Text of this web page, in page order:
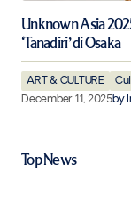
Unknown Asia
‘Tanadiri’ di Osaka
ART & CULTURE
December 11, 2025by
Top News